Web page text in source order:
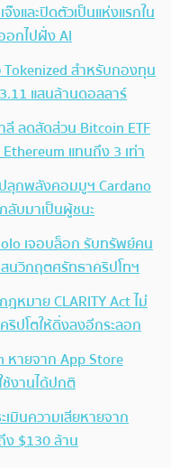
งและปิดตัวเป็นแห่งแรกใน
อกไปฝั่ง AI
Tokenized สำหรับกองทุน
แสนล้านดอลลาร์
ลดสัดส่วน Bitcoin ETF
แทนถึง 3 เท่า
ลุกพลังคอมมูฯ Cardano
บมาเป็นผู้ชนะ
เจอบล็อก รับทรัพย์คน
นวิกฤตศรัทธาคริปโทฯ
หมาย CLARITY Act ไม่
ปโตให้ดิ่งลงอีกระลอก
หายจาก App Store
งานได้ปกติ
เมินความเสียหายจาก
ง $130 ล้าน